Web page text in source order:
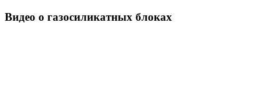
Видео о газосиликатных блоках